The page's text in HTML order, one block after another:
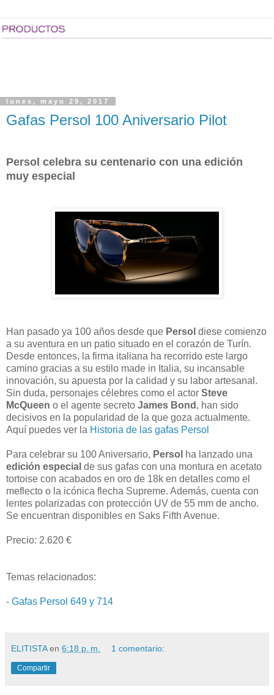
lunes, mayo 29, 2017
Gafas Persol 100 Aniversario Pilot
Persol celebra su centenario con una edición
muy especial
Han pasado ya 100 años desde que Persol diese comienzo
a su aventura en un patio situado en el corazón de Turín.
Desde entonces, la firma italiana ha recorrido este largo
camino gracias a su estilo made in Italia, su incansable
innovación, su apuesta por la calidad y su labor artesanal.
Sin duda, personajes célebres como el actor Steve
McQueen o el agente secreto James Bond , han sido
decisivos en la popularidad de la que goza actualmente.
Aquí puedes ver la Historia de las gafas Persol
Para celebrar su 100 Aniversario, Persol
ha lanzado una
edición especial de sus gafas con una montura en acetato
tortoise con acabados en oro de 18k en detalles como el
meflecto o la icónica flecha Supreme. Además, cuenta con
lentes polarizadas con protección UV de 55 mm de ancho.
Se encuentran disponibles en Saks Fifth Avenue.
Precio: 2.620 €
Temas relacionados:
- Gafas Persol 649 y 714
ELITISTA en 6:18 p. m. 1 comentario:
Compartir